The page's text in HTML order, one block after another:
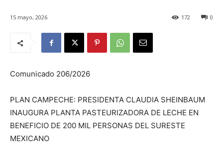
15 mayo, 2026 0
172
Comunicado 206/2026
PLAN CAMPECHE: PRESIDENTA CLAUDIA SHEINBAUM
INAUGURA PLANTA PASTEURIZADORA DE LECHE EN
BENEFICIO DE 200 MIL PERSONAS DEL SURESTE
MEXICANO